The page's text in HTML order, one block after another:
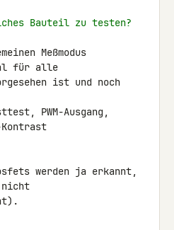
Bauteil zu testen?
Meßmodus
für alle
ist und noch
PWM-Ausgang,
Kontrast
werden ja erkannt,
nicht